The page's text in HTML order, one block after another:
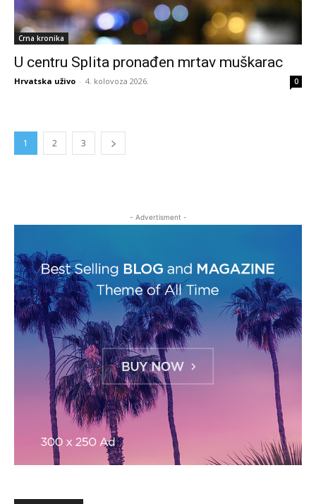
Crna kronika
U centru Splita pronađen mrtav muškarac
Hrvatska uživo - 4. kolovoza 2026. 0
1 2 3
- Advertisment -